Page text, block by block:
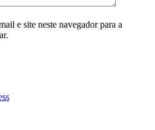
e site neste navegador para a